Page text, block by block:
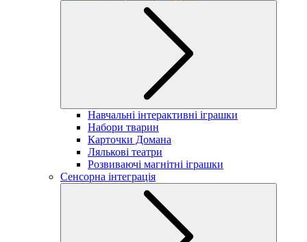
Навчальні інтерактивні іграшки
Набори тварин
Карточки Домана
Лялькові театри
Розвиваючі магнітні іграшки
Сенсорна інтеграція